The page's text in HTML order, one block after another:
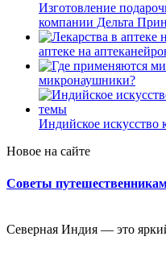
Изготовление
компании Дельта
аптеке на
микронаушники?
Индийское
Новое на сайте
Советы
Северная Индия — это